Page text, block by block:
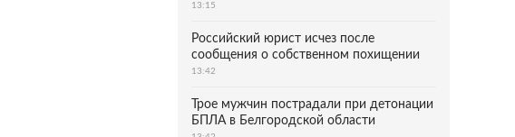
13:15
Российский юрист исчез после
сообщения о собственном похищении
13:42
Трое мужчин пострадали при детонации
БПЛА в Белгородской области